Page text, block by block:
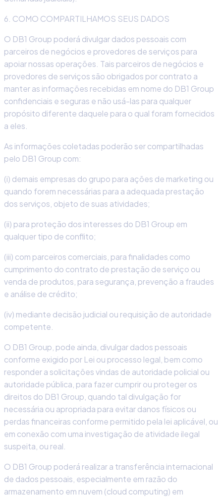
6. COMO COMPARTILHAMOS SEUS DADOS
O DB1 Group poderá divulgar dados pessoais com
parceiros de negócios e provedores de serviços para
apoiar nossas operações. Tais parceiros de negócios e
provedores de serviços são obrigados por contrato a
manter as informações recebidas em nome do DB1 Group
confidenciais e seguras e não usá-las para qualquer
propósito diferente daquele para o qual foram fornecidos
a eles.
As informações coletadas poderão ser compartilhadas
pelo DB1 Group com:
(i) demais empresas do grupo para ações de marketing ou
quando forem necessárias para a adequada prestação
dos serviços, objeto de suas atividades;
(ii) para proteção dos interesses do DB1 Group em
qualquer tipo de conflito;
(iii) com parceiros comerciais, para finalidades como
cumprimento do contrato de prestação de serviço ou
venda de produtos, para segurança, prevenção a fraudes
e análise de crédito;
(iv) mediante decisão judicial ou requisição de autoridade
competente.
O DB1 Group, pode ainda, divulgar dados pessoais
conforme exigido por Lei ou processo legal, bem como
responder a solicitações vindas de autoridade policial ou
autoridade pública, para fazer cumprir ou proteger os
direitos do DB1 Group, quando tal divulgação for
necessária ou apropriada para evitar danos físicos ou
perdas financeiras conforme permitido pela lei aplicável, ou
em conexão com uma investigação de atividade ilegal
suspeita, ou real.
O DB1 Group poderá realizar a transferência internacional
de dados pessoais, especialmente em razão do
armazenamento em nuvem (cloud computing) em